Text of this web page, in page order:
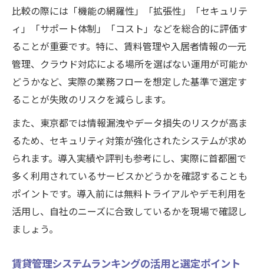
の基準
賃貸管理システムと業務フローの適合性を
見極める
無料賃貸管理ソフトの活用メリットと注意
点
ランキング情報で見る賃貸管理システムの
特徴
管理ソフト比較で失敗しない導入ポイント
クラウド型とオンプレミス型の違いを整理
不動産管理システムのクラウド型とオンプ
レミス型の違い
賃貸管理システム選定で両方式を比較する
比較の際には「機能の網羅性」「拡張性」「セキュリテ
ィ」「サポート体制」「コスト」などを総合的に評価す
ることが重要です。特に、賃料管理や入居者情報の一元
管理、クラウド対応による場所を選ばない運用が可能か
どうかなど、実際の業務フローを想定した基準で選定す
ることが失敗のリスクを減らします。
また、東京都では情報漏洩やデータ損失のリスクが高ま
るため、セキュリティ対策が強化されたシステムが求め
られます。導入実績や評判も参考にし、実際に首都圏で
多く利用されているサービスかどうかを確認することも
ポイントです。導入前には無料トライアルやデモ利用を
活用し、自社のニーズに合致しているかを現場で確認し
ましょう。
賃貸管理システムランキングの活用と選定ポイント